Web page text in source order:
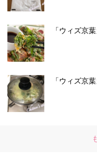
「ウィズ京
「ウィズ京